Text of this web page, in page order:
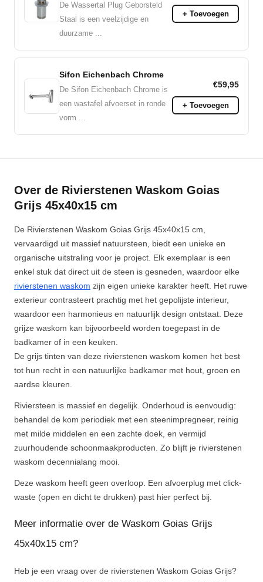
De Wassertal Plug Geborsteld
Staal is een veelzijdige en
duurzame ...
+ Toevoegen
Sifon Eichenbach Chrome
De Sifon Eichenbach Chrome is
een wastafel afvoerset in ronde
vorm ...
€59,95
+ Toevoegen
Over de Rivierstenen Waskom Goias
Grijs 45x40x15 cm
De Rivierstenen Waskom Goias Grijs 45x40x15 cm,
vervaardigd uit massief natuursteen, biedt een unieke en
organische uitstraling voor je project. Elk exemplaar is een
enkel stuk dat direct uit de steen is gesneden, waardoor elke
rivierstenen waskom zijn eigen unieke karakter heeft. Het ruwe
exterieur contrasteert prachtig met het gepolijste interieur,
waardoor een harmonieus en natuurlijk design ontstaat. Deze
grijze waskom kan bijvoorbeeld worden toegepast in de
badkamer of in een keuken.
De grijs tinten van deze rivierstenen waskom komen het best
tot hun recht in een natuurlijke badkamer met hout, groen en
aardse kleuren.
Riviersteen is massief en degelijk. Onderhoud is eenvoudig:
behandel de kom periodiek met een steenimpregneer, reinig
met milde middelen en een zachte doek, en vermijd
zuurhoudende schoonmaakproducten. Zo blijft je rivierstenen
waskom decennialang mooi.
Deze waskom heeft geen overloop. Een afvoerplug met click-
waste (open en dicht te drukken) past hier perfect bij.
Meer informatie over de Waskom Goias Grijs
45x40x15 cm?
Heb je een vraag over de rivierstenen Waskom Goias Grijs?